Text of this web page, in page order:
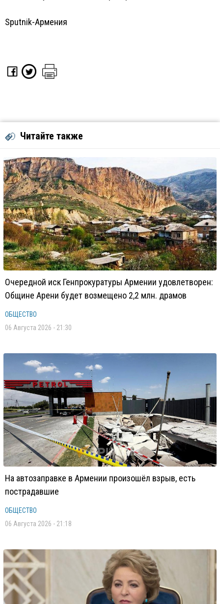
Sputnik-Армения
Читайте также
Очередной иск Генпрокуратуры Армении удовлетворен:
Общине Арени будет возмещено 2,2 млн. драмов
ОБЩЕСТВО
06 Августа 2026 - 21:30
На автозаправке в Армении произошёл взрыв, есть
пострадавшие
ОБЩЕСТВО
06 Августа 2026 - 21:18